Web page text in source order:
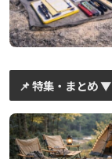
📌 特集・まとめ ▼